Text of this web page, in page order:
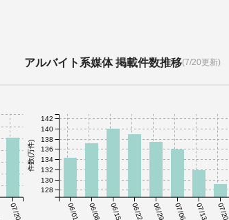
07/20
アルバイト系媒体 掲載件数推移(7/20更新)
06/01 06/08 06/15 06/22 06/29 07/06 07/13 07/20
件数(万件)
128
130
132
134
136
138
140
142